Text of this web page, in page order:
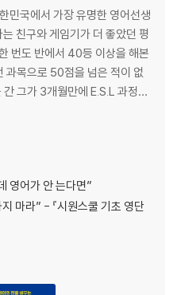
was eating lunch.
is fun.
to help people.
go there to meet you.
민국에서 가장 유명한 영어선생
번도 반에서 40등 이상을 해본
과목으로 50점을 넘은 적이 없
그가 3개월만에 E.S.L 과정을
는 것처럼 익힐 수는 없지만, 영
칙들을 깨우침으로써 빠르게 영
영어가 안 는다면”
마라” - 『시원스쿨 기초 영단